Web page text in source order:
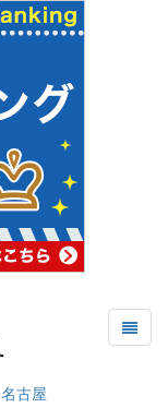
名古屋